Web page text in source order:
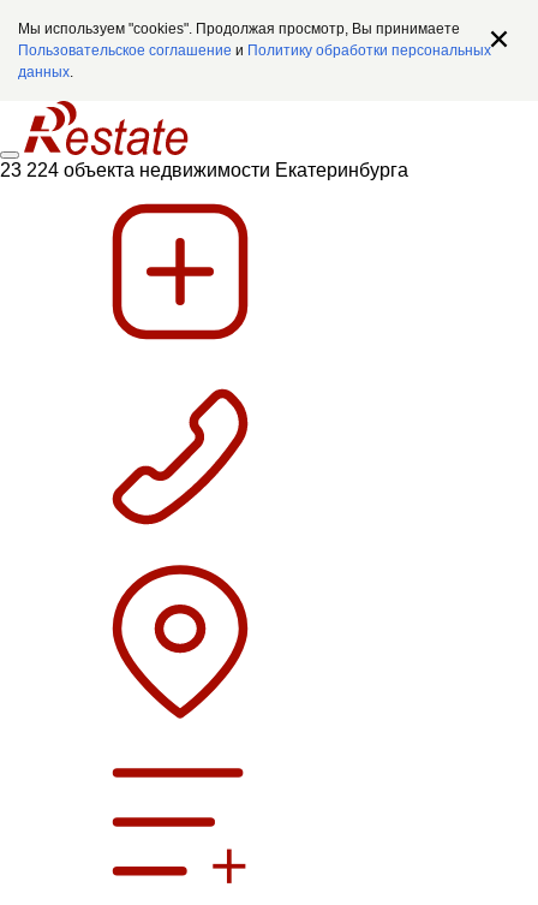
Мы используем "cookies". Продолжая просмотр, Вы принимаете
Пользовательское соглашение и Политику обработки персональных
данных.
23 224 объекта недвижимости Екатеринбурга